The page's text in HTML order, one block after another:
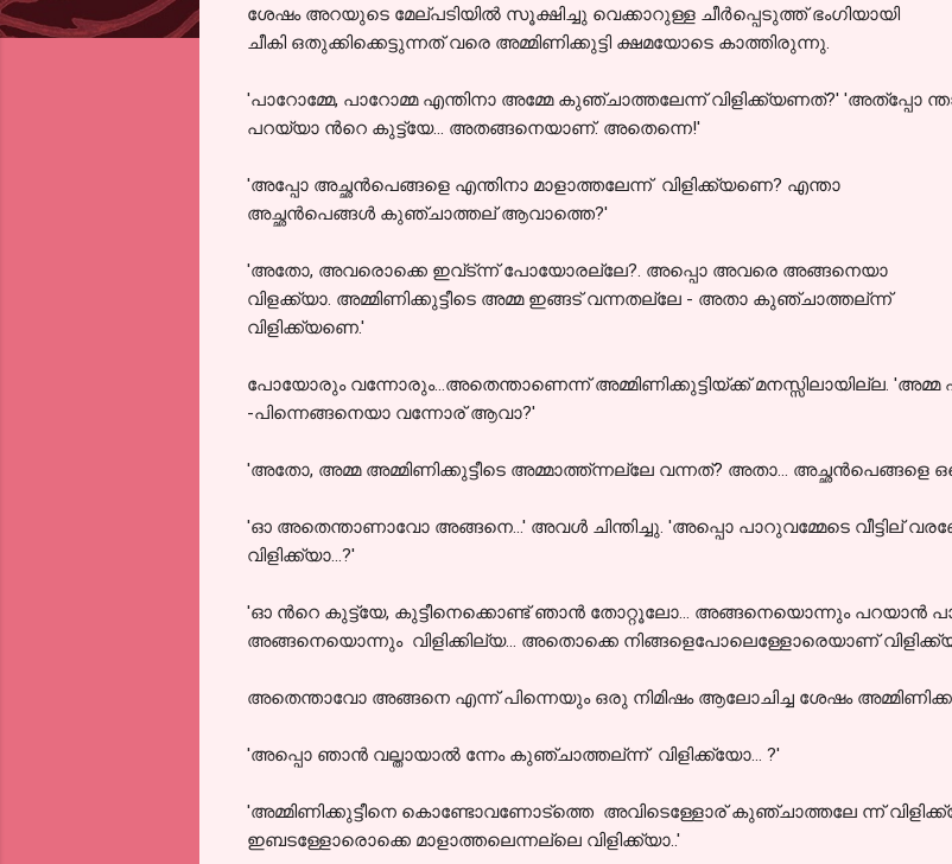
ശേഷം അറയുടെ മേല്പടിയിൽ സൂക്ഷിച്ചു വെക്കാറുള്ള ചീർപ്പെടുത്ത് ഭംഗിയായി
ചീകി ഒതുക്കിക്കെട്ടുന്നത് വരെ അമ്മിണിക്കുട്ടി ക്ഷമയോടെ കാത്തിരുന്നു.
'പാറോമ്മേ, പാറോമ്മ എന്തിനാ അമ്മേ കുഞ്ചാത്തലേന്ന് വിളിക്ക്യണത്?' 'അത്പ്പോ
പറയ്യാ ൻറെ കുട്ട്യേ... അതങ്ങനെയാണ്. അതെന്നെ!'
'അപ്പോ അച്ഛൻപെങ്ങളെ എന്തിനാ മാളാത്തലേന്ന് വിളിക്ക്യണെ? എന്താ
അച്ഛൻപെങ്ങൾ കുഞ്ചാത്തല് ആവാത്തെ?'
'അതോ, അവരൊക്കെ ഇവ്ട്ന്ന് പോയോരല്ലേ?. അപ്പൊ അവരെ അങ്ങനെയാ
വിളക്ക്യാ. അമ്മിണിക്കുട്ടീടെ അമ്മ ഇങ്ങട്‌ വന്നതല്ലേ - അതാ കുഞ്ചാത്തല്ന്ന്
വിളിക്ക്യണെ.'
പോയോരും വന്നോരും...അതെന്താണെന്ന് അമ്മിണിക്കുട്ടിയ്ക്ക് മനസ്സിലായില്ല.
-പിന്നെങ്ങനെയാ വന്നോര് ആവാ?'
'അതോ, അമ്മ അമ്മിണിക്കുട്ടീടെ അമ്മാത്ത്ന്നല്ലേ വന്നത്? അതാ... അച്ഛൻപെങ്ങളെ
'ഓ അതെന്താണാവോ അങ്ങനെ...' അവൾ ചിന്തിച്ചു. 'അപ്പൊ പാറുവമ്മേടെ വീട്ടില്
വിളിക്ക്യാ...?'
'ഓ ൻറെ കുട്ട്യേ, കുട്ടീനെക്കൊണ്ട് ഞാൻ തോറ്റൂലോ... അങ്ങനെയൊന്നും പറയാൻ
അങ്ങനെയൊന്നും വിളിക്കില്യ... അതൊക്കെ നിങ്ങളെപോലെള്ളോരെയാണ്
അതെന്താവോ അങ്ങനെ എന്ന് പിന്നെയും ഒരു നിമിഷം ആലോചിച്ച ശേഷം
'അപ്പൊ ഞാൻ വല്തായാൽ ന്നേം കുഞ്ചാത്തല്ന്ന് വിളിക്ക്യോ... ?'
'അമ്മിണിക്കുട്ടീനെ കൊണ്ടോവണോട്ത്തെ അവിടെള്ളോര് കുഞ്ചാത്തലേ ന്ന്
ഇബടള്ളോരൊക്കെ മാളാത്തലെന്നല്ലെ വിളിക്ക്യാ..'